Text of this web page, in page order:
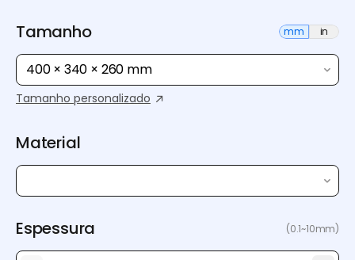
Tamanho mm in
400 × 340 × 260 mm
Tamanho personalizado
Material
Espessura (0.1~10mm)